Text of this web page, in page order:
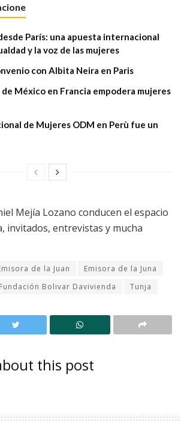
París: una apuesta internacional
y la voz de las mujeres
con Albita Neira en Paris
de México en Francia empodera mujeres
de Mujeres ODM en Perù fue un
Mejía Lozano conducen el espacio
invitados, entrevistas y mucha
de la Juan
Emisora de la Juna
Fundación Bolivar Davivienda Tunja
this post